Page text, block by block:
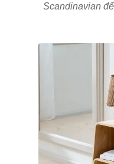
Scandinavian